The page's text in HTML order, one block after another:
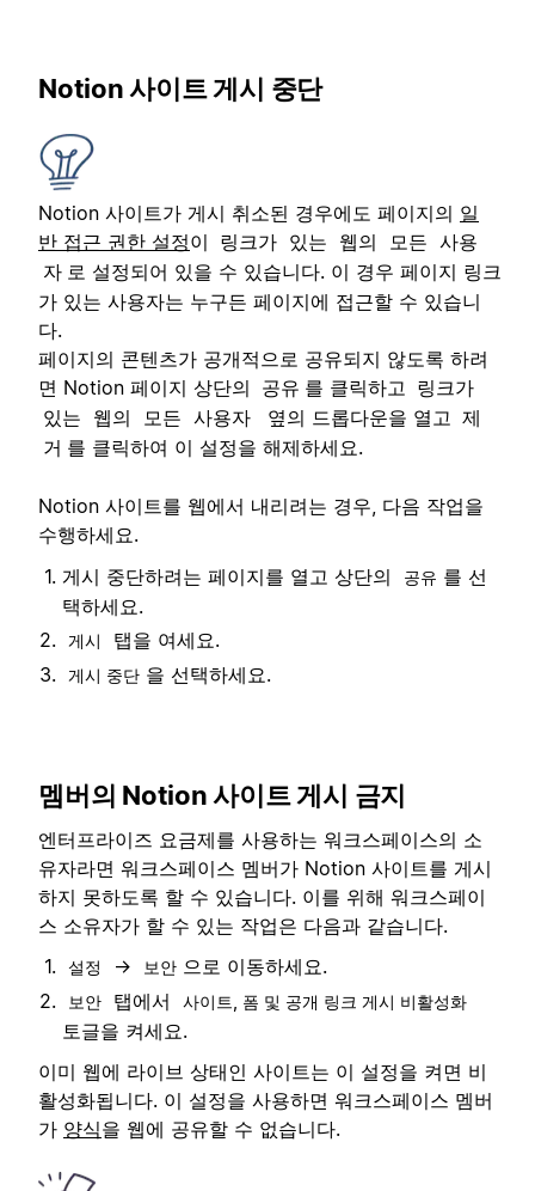
Notion 사이트 게시 중단
Notion 사이트가 게시 취소된 경우에도 페이지의 일
반 접근 권한 설정이
링크가 있는 웹의 모든 사용
자 로 설정되어 있을 수 있습니다. 이 경우 페이지 링크
가 있는 사용자는 누구든 페이지에 접근할 수 있습니
다.
페이지의 콘텐츠가 공개적으로 공유되지 않도록 하려
면 Notion 페이지 상단의
공유 를 클릭하고 링크가
있는 웹의 모든 사용자
옆의 드롭다운을 열고 제
거 를 클릭하여 이 설정을 해제하세요.
Notion 사이트를 웹에서 내리려는 경우, 다음 작업을
수행하세요.
게시 중단하려는 페이지를 열고 상단의
공유 를 선
택하세요.
게시 탭을 여세요.
게시 중단 을 선택하세요.
멤버의 Notion 사이트 게시 금지
엔터프라이즈 요금제를 사용하는 워크스페이스의 소
유자라면 워크스페이스 멤버가 Notion 사이트를 게시
하지 못하도록 할 수 있습니다. 이를 위해 워크스페이
스 소유자가 할 수 있는 작업은 다음과 같습니다.
설정 → 보안 으로 이동하세요.
보안 탭에서 사이트, 폼 및 공개 링크 게시 비활성화
토글을 켜세요.
이미 웹에 라이브 상태인 사이트는 이 설정을 켜면 비
활성화됩니다. 이 설정을 사용하면 워크스페이스 멤버
가 양식을 웹에 공유할 수 없습니다.